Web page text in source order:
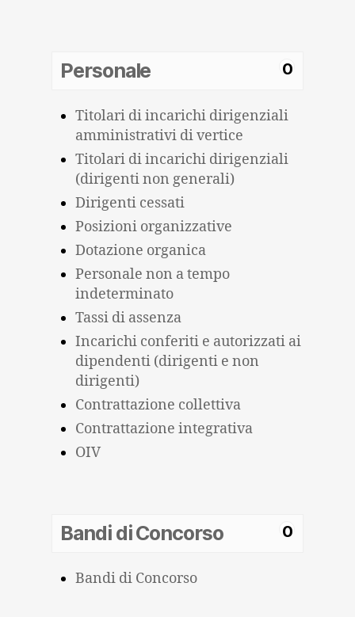
0
Personale
Titolari di incarichi dirigenziali
amministrativi di vertice
Titolari di incarichi dirigenziali
(dirigenti non generali)
Dirigenti cessati
Posizioni organizzative
Dotazione organica
Personale non a tempo
indeterminato
Tassi di assenza
Incarichi conferiti e autorizzati ai
dipendenti (dirigenti e non
dirigenti)
Contrattazione collettiva
Contrattazione integrativa
OIV
0
Bandi di Concorso
Bandi di Concorso